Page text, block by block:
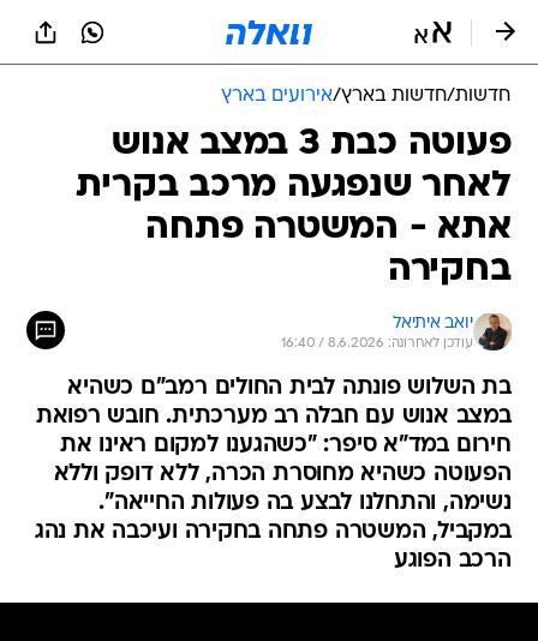
חדשות/חדשות בארץ/אירועים בארץ
פעוטה כבת 3 במצב אנוש
לאחר שנפגעה מרכב בקרית
אתא - המשטרה פתחה
בחקירה
יואב איתיאל
עודכן לאחרונה: 8.6.2026 / 16:40
בת השלוש פונתה לבית החולים רמב"ם כשהיא
במצב אנוש עם חבלה רב מערכתית. חובש רפואת
חירום במד"א סיפר: "כשהגענו למקום ראינו את
הפעוטה כשהיא מחוסרת הכרה, ללא דופק וללא
נשימה, והתחלנו לבצע בה פעולות החייאה".
במקביל, המשטרה פתחה בחקירה ועיכבה את נהג
הרכב הפוגע